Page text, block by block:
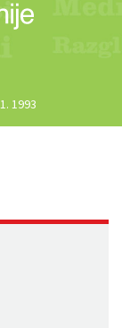
1993